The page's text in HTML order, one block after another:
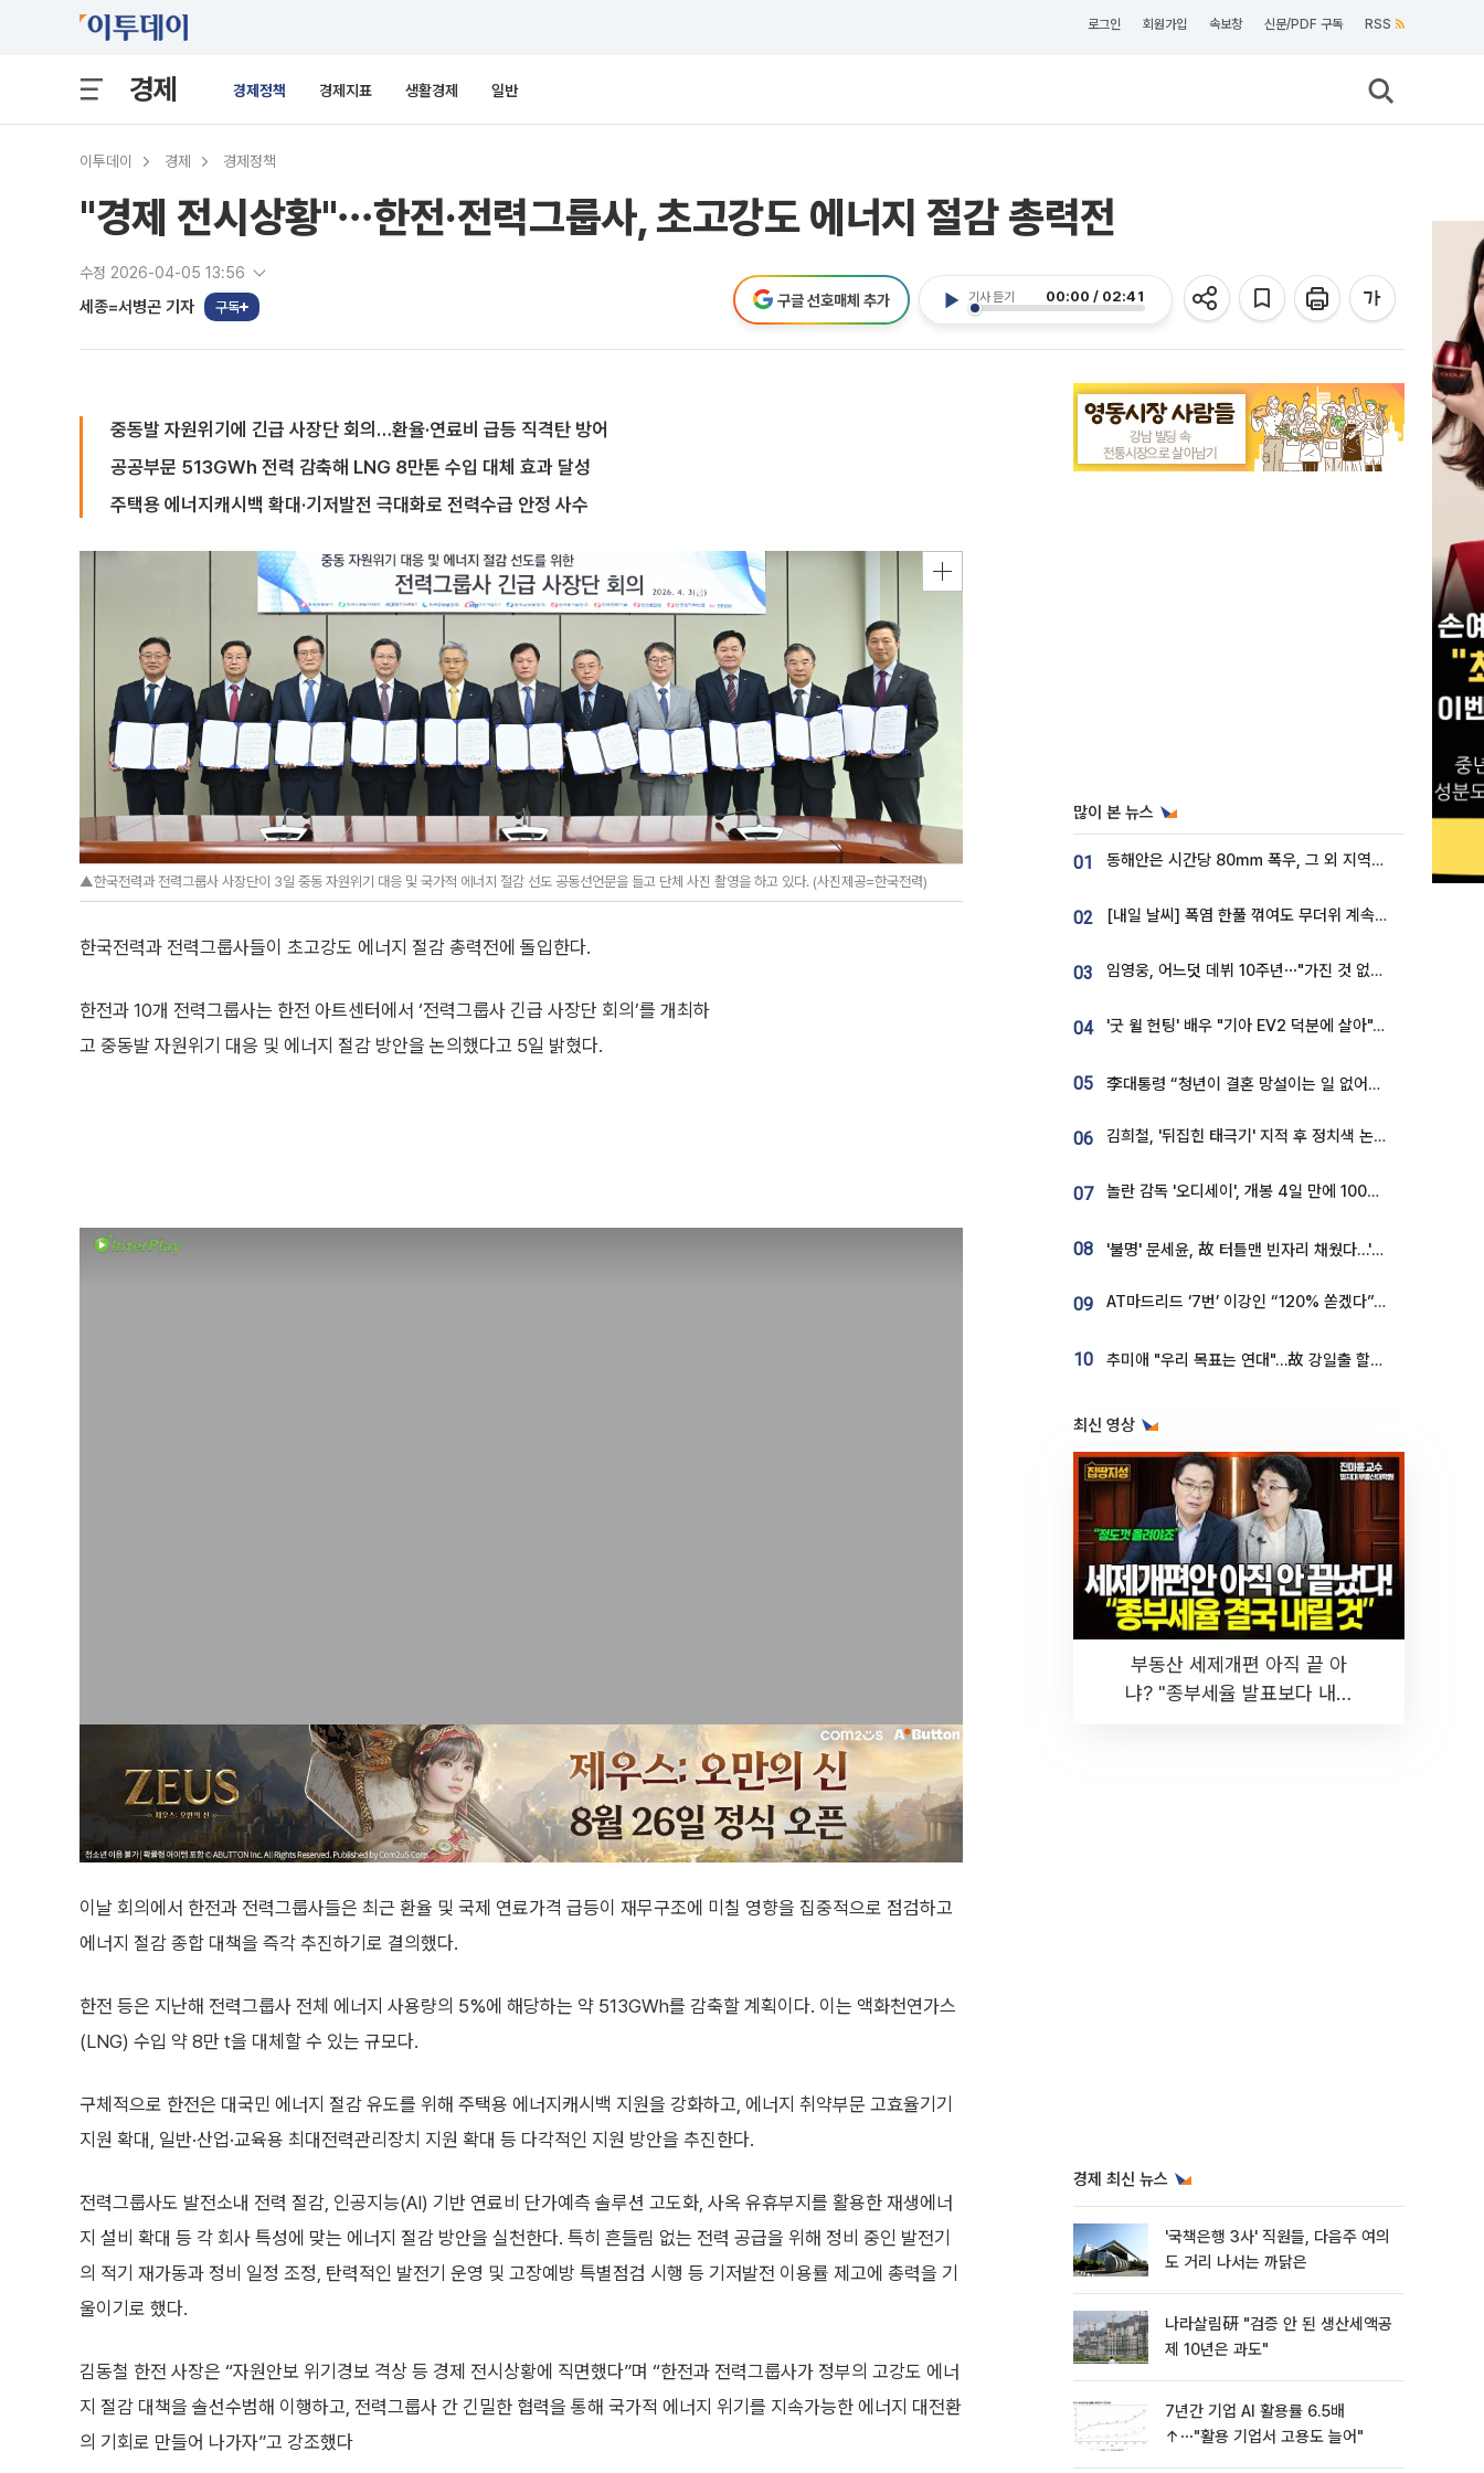
로그인 회원가입 속보창 신문/PDF 구독 RSS
경제 경제정책 경제지표 생활경제 일반
이투데이 경제 경제정책
"경제 전시상황"⋯한전·전력그룹사, 초고강도 에너지 절감 총력전
수정 2026-04-05 13:56
세종=서병곤 기자 구독
기사 듣기 00:00 / 02:41
구글 선호매체 추가
중동발 자원위기에 긴급 사장단 회의…환율·연료비 급등 직격탄 방어
공공부문 513GWh 전력 감축해 LNG 8만톤 수입 대체 효과 달성
주택용 에너지캐시백 확대·기저발전 극대화로 전력수급 안정 사수
▲한국전력과 전력그룹사 사장단이 3일 중동 자원위기 대응 및 국가적 에너지 절감 선도 공동선언문을 들고 단체 사진 촬영을 하고 있다. (사진제공=한국전력)
한국전력과 전력그룹사들이 초고강도 에너지 절감 총력전에 돌입한다.
한전과 10개 전력그룹사는 한전 아트센터에서 ‘전력그룹사 긴급 사장단 회의’를 개최하
고 중동발 자원위기 대응 및 에너지 절감 방안을 논의했다고 5일 밝혔다.
이날 회의에서 한전과 전력그룹사들은 최근 환율 및 국제 연료가격 급등이 재무구조에 미칠 영향을 집중적으로 점검하고
에너지 절감 종합 대책을 즉각 추진하기로 결의했다.
한전 등은 지난해 전력그룹사 전체 에너지 사용량의 5%에 해당하는 약 513GWh를 감축할 계획이다. 이는 액화천연가스
(LNG) 수입 약 8만 t을 대체할 수 있는 규모다.
구체적으로 한전은 대국민 에너지 절감 유도를 위해 주택용 에너지캐시백 지원을 강화하고, 에너지 취약부문 고효율기기
지원 확대, 일반·산업·교육용 최대전력관리장치 지원 확대 등 다각적인 지원 방안을 추진한다.
전력그룹사도 발전소내 전력 절감, 인공지능(AI) 기반 연료비 단가예측 솔루션 고도화, 사옥 유휴부지를 활용한 재생에너
지 설비 확대 등 각 회사 특성에 맞는 에너지 절감 방안을 실천한다. 특히 흔들림 없는 전력 공급을 위해 정비 중인 발전기
의 적기 재가동과 정비 일정 조정, 탄력적인 발전기 운영 및 고장예방 특별점검 시행 등 기저발전 이용률 제고에 총력을 기
울이기로 했다.
김동철 한전 사장은 “자원안보 위기경보 격상 등 경제 전시상황에 직면했다”며 “한전과 전력그룹사가 정부의 고강도 에너
지 절감 대책을 솔선수범해 이행하고, 전력그룹사 간 긴밀한 협력을 통해 국가적 에너지 위기를 지속가능한 에너지 대전환
의 기회로 만들어 나가자”고 강조했다
많이 본 뉴스
01 동해안은 시간당 80㎜ 폭우, 그 외 지역은 폭염…‘극과 극 날씨’
02 [내일 날씨] 폭염 한풀 꺾여도 무더위 계속⋯동해안 이틀 연속 비
03 임영웅, 어느덧 데뷔 10주년⋯"가진 것 없던 시절, 내 앞엔 20명의 팬뿐"
04 '굿 윌 헌팅' 배우 "기아 EV2 덕분에 살아"…교통사고 후 안전성 극찬
05 李대통령 “청년이 결혼 망설이는 일 없어야...제도상 불이익 조사”
06 김희철, '뒤집힌 태극기' 지적 후 정치색 논란…"좌우 떠나 우리나라 국기"
07 놀란 감독 '오디세이', 개봉 4일 만에 100만 돌파⋯'왕사남' 보다 빠르다
08 '불명' 문세윤, 故 터틀맨 빈자리 채웠다…'거북이' 눈물의 최종 우승
09 AT마드리드 ‘7번’ 이강인 “120% 쏟겠다”⋯시메오네 감독 “필요한 선수”
10 추미애 "우리 목표는 연대"…故 강일출 할머니 흉상 제막
최신 영상
부동산 세제개편 아직 끝 아
냐? "종부세율 발표보다 내릴
경제 최신 뉴스
'국책은행 3사' 직원들, 다음주 여의
도 거리 나서는 까닭은
나라살림硏 "검증 안 된 생산세액공
제 10년은 과도"
7년간 기업 AI 활용률 6.5배
↑⋯"활용 기업서 고용도 늘어"